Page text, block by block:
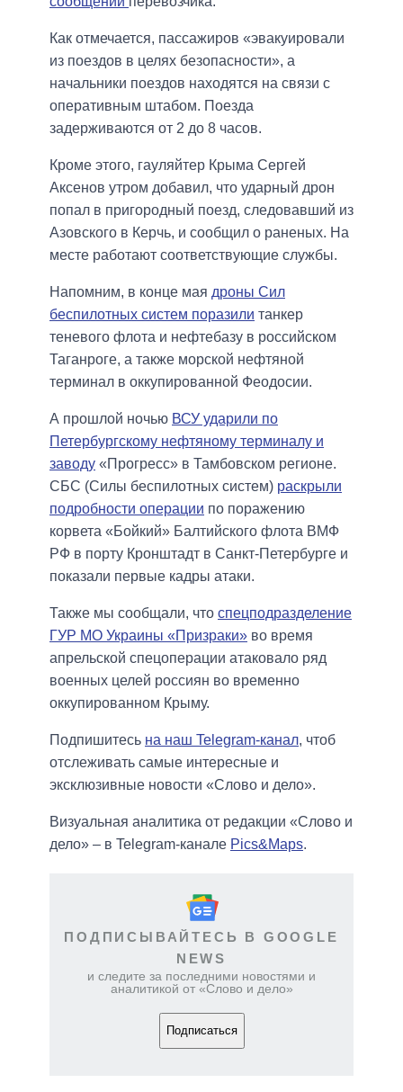
Как отмечается, пассажиров «эвакуировали
из поездов в целях безопасности», а
начальники поездов находятся на связи с
оперативным штабом. Поезда
задерживаются от 2 до 8 часов.
Кроме этого, гауляйтер Крыма Сергей
Аксенов утром добавил, что ударный дрон
попал в пригородный поезд, следовавший из
Азовского в Керчь, и сообщил о раненых. На
месте работают соответствующие службы.
Напомним, в конце мая дроны Сил
беспилотных систем поразили танкер
теневого флота и нефтебазу в российском
Таганроге, а также морской нефтяной
терминал в оккупированной Феодосии.
А прошлой ночью ВСУ ударили по
Петербургскому нефтяному терминалу и
заводу «Прогресс» в Тамбовском регионе.
СБС (Силы беспилотных систем) раскрыли
подробности операции по поражению
корвета «Бойкий» Балтийского флота ВМФ
РФ в порту Кронштадт в Санкт-Петербурге и
показали первые кадры атаки.
Также мы сообщали, что спецподразделение
ГУР МО Украины «Призраки» во время
апрельской спецоперации атаковало ряд
военных целей россиян во временно
оккупированном Крыму.
Подпишитесь на наш Telegram-канал, чтоб
отслеживать самые интересные и
эксклюзивные новости «Слово и дело».
Визуальная аналитика от редакции «Слово и
дело» – в Telegram-канале Pics&Maps.
ПОДПИСЫВАЙТЕСЬ В GOOGLE
NEWS
и следите за последними новостями и
аналитикой от «Слово и дело»
Подписаться